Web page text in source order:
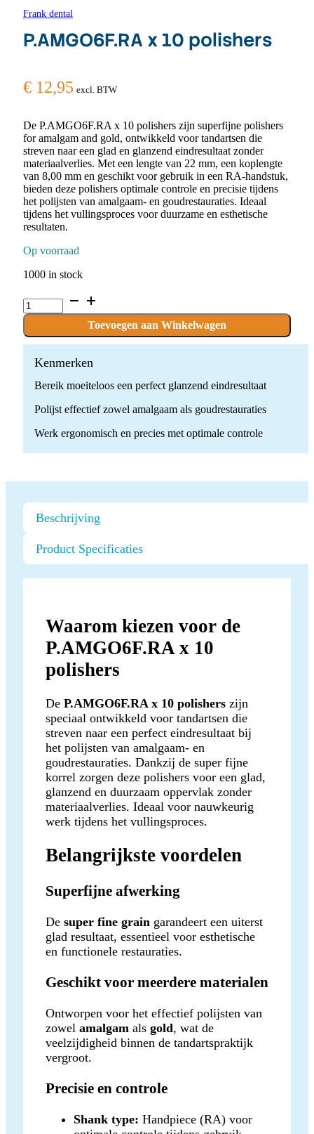
Frank dental
P.AMGO6F.RA x 10 polishers
€ 12,95 excl. BTW
De P.AMGO6F.RA x 10 polishers zijn superfijne polishers
for amalgam and gold, ontwikkeld voor tandartsen die
streven naar een glad en glanzend eindresultaat zonder
materiaalverlies. Met een lengte van 22 mm, een koplengte
van 8,00 mm en geschikt voor gebruik in een RA-handstuk,
bieden deze polishers optimale controle en precisie tijdens
het polijsten van amalgaam- en goudrestauraties. Ideaal
tijdens het vullingsproces voor duurzame en esthetische
resultaten.
Op voorraad
1000 in stock
P.AMGO6F.RA
x
polishers
quantity
Toevoegen aan Winkelwagen
Kenmerken
Bereik moeiteloos een perfect glanzend eindresultaat
Polijst effectief zowel amalgaam als goudrestauraties
Werk ergonomisch en precies met optimale controle
Beschrijving
Product Specificaties
Waarom kiezen voor de
P.AMGO6F.RA x 10
polishers
De P.AMGO6F.RA x 10 polishers zijn
speciaal ontwikkeld voor tandartsen die
streven naar een perfect eindresultaat bij
het polijsten van amalgaam- en
goudrestauraties. Dankzij de super fijne
korrel zorgen deze polishers voor een glad,
glanzend en duurzaam oppervlak zonder
materiaalverlies. Ideaal voor nauwkeurig
werk tijdens het vullingsproces.
Belangrijkste voordelen
Superfijne afwerking
De super fine grain garandeert een uiterst
glad resultaat, essentieel voor esthetische
en functionele restauraties.
Geschikt voor meerdere materialen
Ontworpen voor het effectief polijsten van
zowel amalgam als gold, wat de
veelzijdigheid binnen de tandartspraktijk
vergroot.
Precisie en controle
Shank type: Handpiece (RA) voor